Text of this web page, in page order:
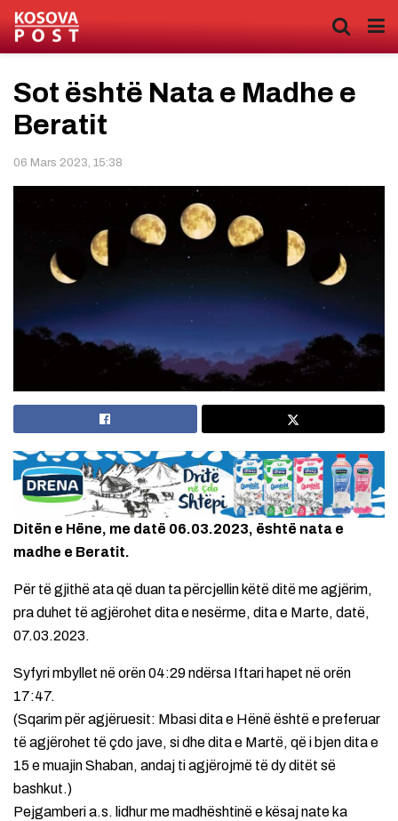
Sot është Nata e Madhe e
Beratit
06 Mars 2023, 15:38
Ditën e Hëne, me datë 06.03.2023, është nata e
madhe e Beratit.
Për të gjithë ata që duan ta përcjellin këtë ditë me agjërim,
pra duhet të agjërohet dita e nesërme, dita e Marte, datë,
07.03.2023.
Syfyri mbyllet në orën 04:29 ndërsa Iftari hapet në orën
17:47.
(Sqarim për agjëruesit: Mbasi dita e Hënë është e preferuar
të agjërohet të çdo jave, si dhe dita e Martë, që i bjen dita e
15 e muajin Shaban, andaj ti agjërojmë të dy ditët së
bashkut.)
Pejgamberi a.s. lidhur me madhështinë e kësaj nate ka